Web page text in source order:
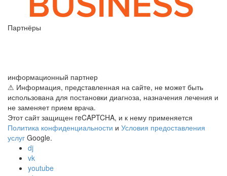
Партнёры
информационный партнер
⚠ Информация, представленная на сайте, не может быть
использована для постановки диагноза, назначения лечения и
не заменяет прием врача.
Этот сайт защищен reCAPTCHA, и к нему применяется
Политика конфиденциальности и Условия предоставления
услуг Google.
dj
vk
youtube